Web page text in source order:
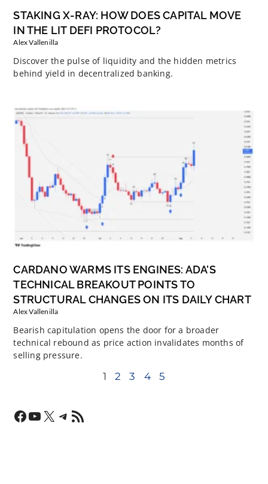
STAKING X-RAY: HOW DOES CAPITAL MOVE
IN THE LIT DEFI PROTOCOL?
Alex Vallenilla
Discover the pulse of liquidity and the hidden metrics
behind yield in decentralized banking.
CARDANO WARMS ITS ENGINES: ADA’S
TECHNICAL BREAKOUT POINTS TO
STRUCTURAL CHANGES ON ITS DAILY CHART
Alex Vallenilla
Bearish capitulation opens the door for a broader
technical rebound as price action invalidates months of
selling pressure.
1 2 3 4 5